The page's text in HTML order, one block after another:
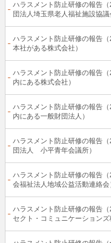
ハラスメント防止研修の報告
団法人埼玉県老人福祉施設協議
ハラスメント防止研修の報告
本社がある株式会社）
ハラスメント防止研修の報告
内にある株式会社）
ハラスメント防止研修の報告
内にある一般財団法人）
ハラスメント防止研修の報告
団法人 小平青年会議所）
ハラスメント防止研修の報告
会福祉法人地域公益活動連絡会
ハラスメント防止研修の報告
セクト・コミュニケーションズ